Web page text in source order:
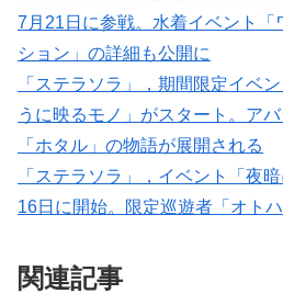
7月21日に参戦。水着イベント「
ション」の詳細も公開に
「ステラソラ」，期間限定イベ
うに映るモノ」がスタート。ア
「ホタル」の物語が展開される
「ステラソラ」，イベント「夜
16日に開始。限定巡遊者「オト
関連記事